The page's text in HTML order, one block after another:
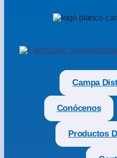
Campa
Conócenos
Productos